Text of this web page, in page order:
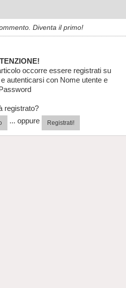
Diventa il primo!
occorre essere registrati su
autenticarsi con Nome utente e
registrato?
... oppure Registrati!